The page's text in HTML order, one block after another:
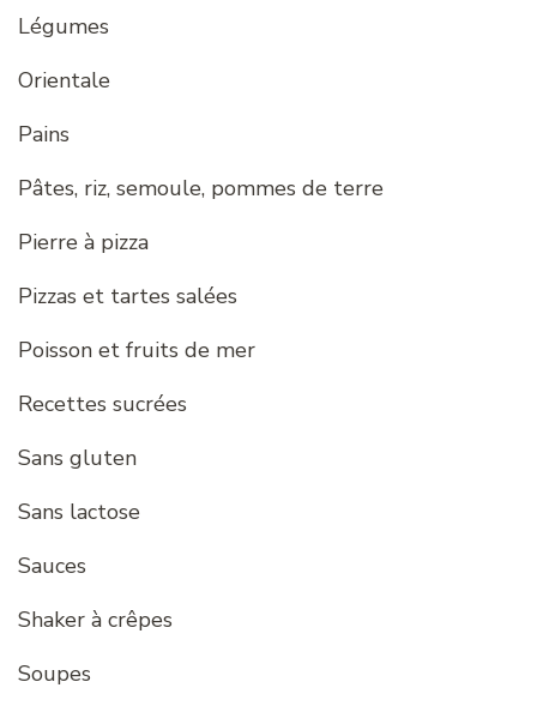
Légumes
Orientale
Pains
Pâtes, riz, semoule, pommes de terre
Pierre à pizza
Pizzas et tartes salées
Poisson et fruits de mer
Recettes sucrées
Sans gluten
Sans lactose
Sauces
Shaker à crêpes
Soupes